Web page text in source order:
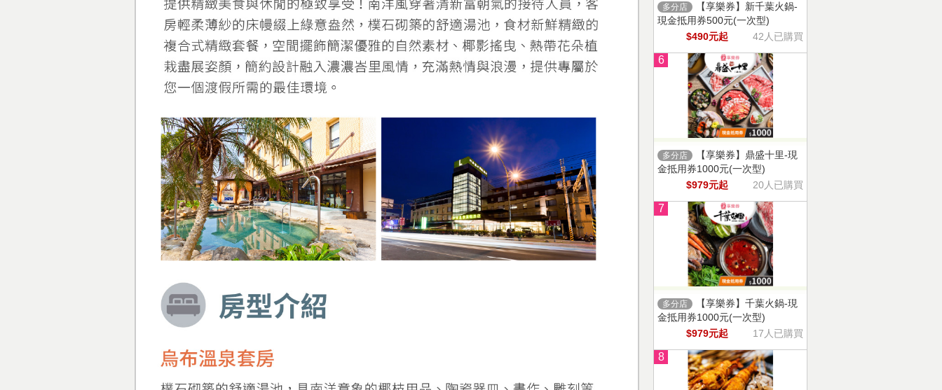
多分店
【享樂券】新千葉火鍋-
現金抵用券500元(一次型)
$490元起
42人已購買
6
多分店
【享樂券】鼎盛十里-現
金抵用券1000元(一次型)
$979元起
20人已購買
7
多分店
【享樂券】千葉火鍋-現
金抵用券1000元(一次型)
$979元起
17人已購買
8